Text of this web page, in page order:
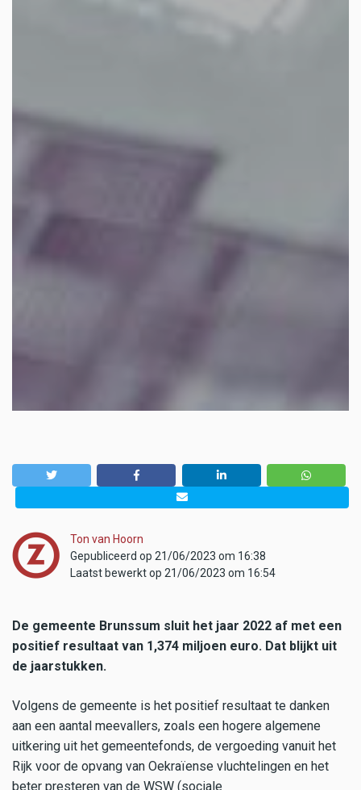
Ton van Hoorn
Gepubliceerd op 21/06/2023 om 16:38
Laatst bewerkt op 21/06/2023 om 16:54
De gemeente Brunssum sluit het jaar 2022 af met een
positief resultaat van 1,374 miljoen euro. Dat blijkt uit
de jaarstukken.
Volgens de gemeente is het positief resultaat te danken
aan een aantal meevallers, zoals een hogere algemene
uitkering uit het gemeentefonds, de vergoeding vanuit het
Rijk voor de opvang van Oekraïense vluchtelingen en het
beter presteren van de WSW (sociale